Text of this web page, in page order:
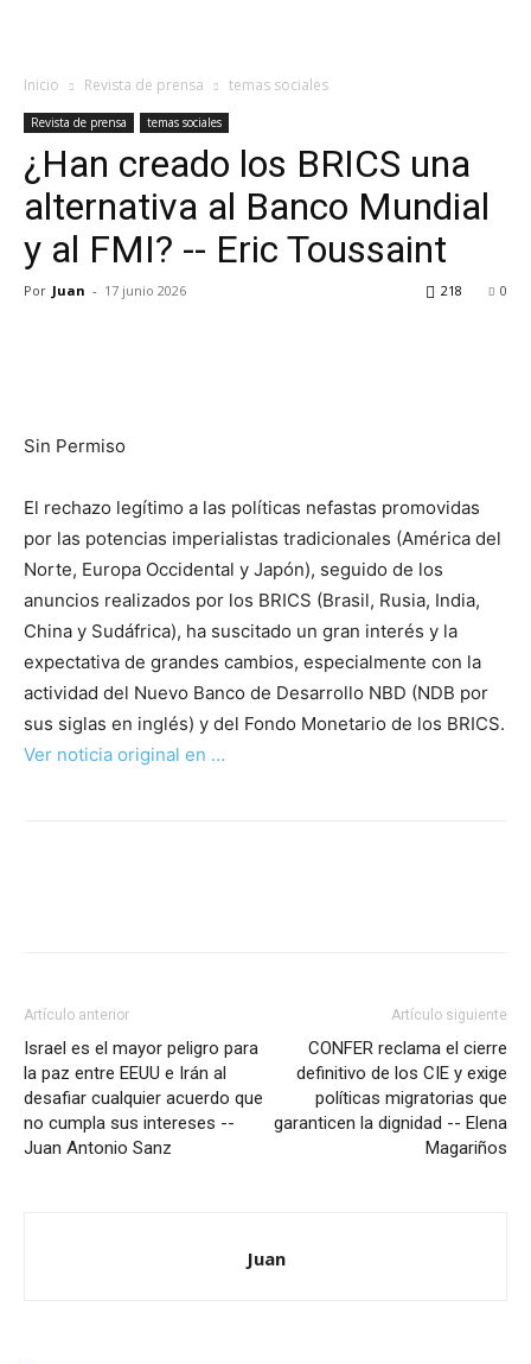
Inicio Revista de prensa temas sociales
Revista de prensa temas sociales
¿Han creado los BRICS una
alternativa al Banco Mundial
y al FMI? -- Eric Toussaint
Por Juan - 17 junio 2026 0
218
Sin Permiso
El rechazo legítimo a las políticas nefastas promovidas
por las potencias imperialistas tradicionales (América del
Norte, Europa Occidental y Japón), seguido de los
anuncios realizados por los BRICS (Brasil, Rusia, India,
China y Sudáfrica), ha suscitado un gran interés y la
expectativa de grandes cambios, especialmente con la
actividad del Nuevo Banco de Desarrollo NBD (NDB por
sus siglas en inglés) y del Fondo Monetario de los BRICS.
Ver noticia original en …
Artículo anterior
Israel es el mayor peligro para
la paz entre EEUU e Irán al
desafiar cualquier acuerdo que
no cumpla sus intereses --
Juan Antonio Sanz
Artículo siguiente
CONFER reclama el cierre
definitivo de los CIE y exige
políticas migratorias que
garanticen la dignidad -- Elena
Magariños
Juan